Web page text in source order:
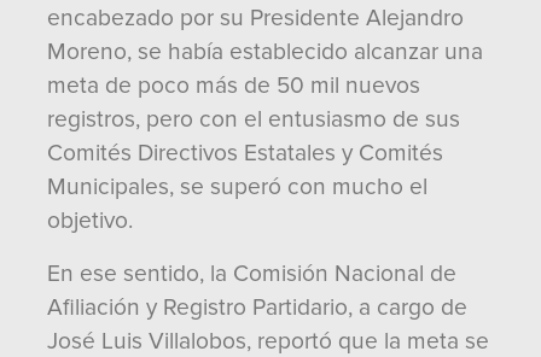
encabezado por su Presidente Alejandro
Moreno, se había establecido alcanzar una
meta de poco más de 50 mil nuevos
registros, pero con el entusiasmo de sus
Comités Directivos Estatales y Comités
Municipales, se superó con mucho el
objetivo.
En ese sentido, la Comisión Nacional de
Afiliación y Registro Partidario, a cargo de
José Luis Villalobos, reportó que la meta se